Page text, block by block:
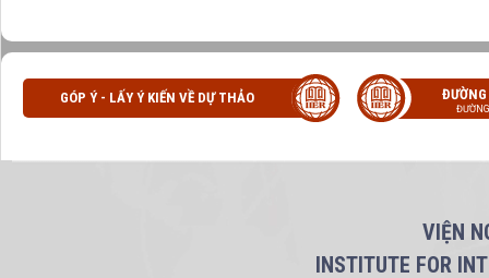
GÓP Ý - LẤY Ý KIẾN VỀ DỰ THẢO
VIỆN
INSTITUTE FOR